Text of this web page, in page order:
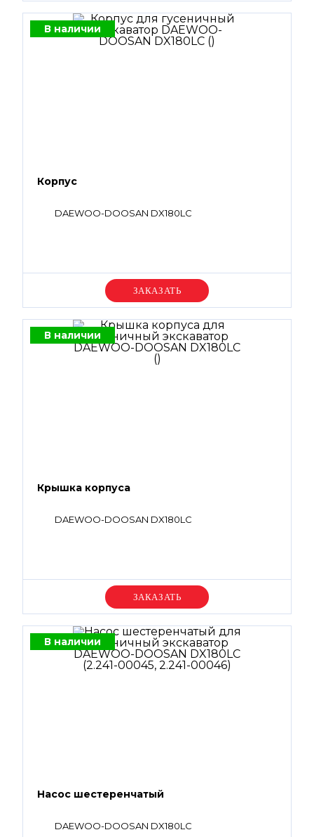
В наличии
Корпус
DAEWOO-DOOSAN DX180LC
Уточняйте цену
В наличии
Крышка корпуса
DAEWOO-DOOSAN DX180LC
Уточняйте цену
В наличии
Насос шестеренчатый
DAEWOO-DOOSAN DX180LC